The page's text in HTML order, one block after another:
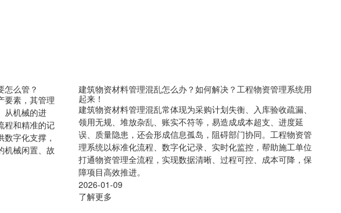
怎么管？
要素，其管理
从机械的进
程和精准的记
字化支撑，
机械闲置、故
建筑物资材料管理混乱怎么办？如何解决？工程物资管理系统用
起来！
建筑物资材料管理混乱常体现为采购计划失衡、入库验收疏漏、
领用无规、堆放杂乱、账实不符等，易造成成本超支、进度延
误、质量隐患，还会形成信息孤岛，阻碍部门协同。工程物资管
理系统以标准化流程、数字化记录、实时化监控，帮助施工单位
打通物资管理全流程，实现数据清晰、过程可控、成本可降，保
障项目高效推进。
2026-01-09
了解更多